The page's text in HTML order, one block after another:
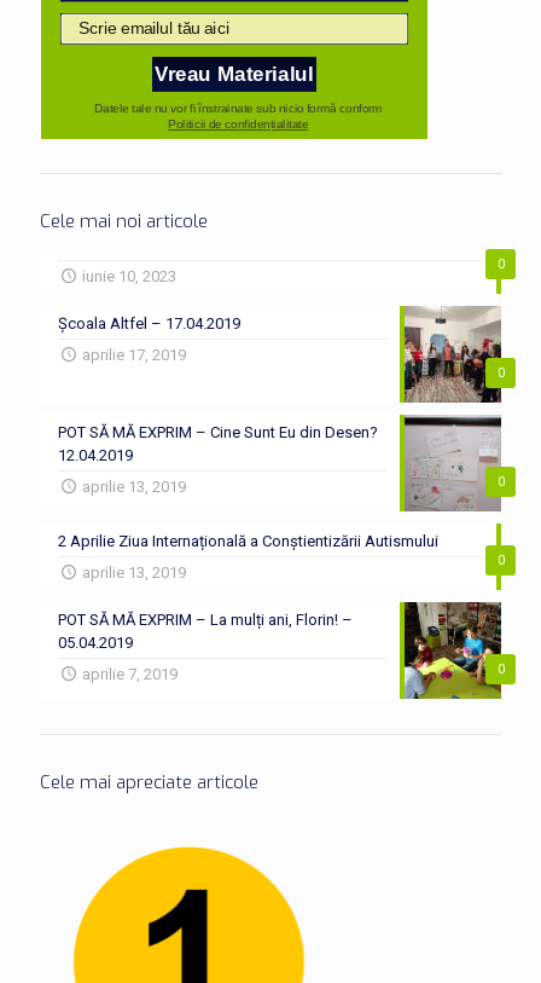
Vreau Materialul
Datele tale nu vor fi înstrainate sub nicio formă conform
Politicii de confidențialitate
Cele mai noi articole
0
iunie 10, 2023
0
Școala Altfel – 17.04.2019
aprilie 17, 2019
0
POT SĂ MĂ EXPRIM – Cine Sunt Eu din Desen?
12.04.2019
aprilie 13, 2019
0
2 Aprilie Ziua Internațională a Conștientizării Autismului
aprilie 13, 2019
0
POT SĂ MĂ EXPRIM – La mulți ani, Florin! –
05.04.2019
aprilie 7, 2019
Cele mai apreciate articole